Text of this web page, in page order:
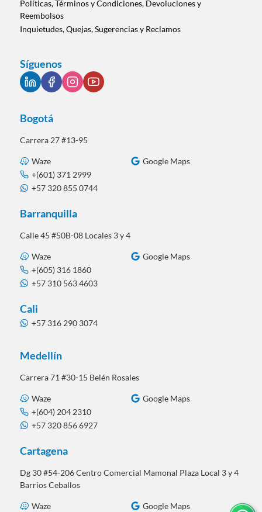
Políticas, Términos y Condiciones, Devoluciones y
Reembolsos
Inquietudes, Quejas, Sugerencias y Reclamos
Síguenos
Bogotá
Carrera 27 #13-95
Waze
Google Maps
+(601) 371 2999
+57 320 855 0744
Barranquilla
Calle 45 #50B-08 Locales 3 y 4
Waze
Google Maps
+(605) 316 1860
+57 310 563 4603
Cali
+57 316 290 3074
Medellín
Carrera 71 #30-15 Belén Rosales
Waze
Google Maps
+(604) 204 2310
+57 320 856 6927
Cartagena
Dg 30 #54-206 Centro Comercial Mamonal Plaza Local 3 y 4
Barrios Ceballos
Waze Google Maps